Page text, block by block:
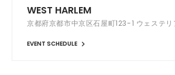
WEST HARLEM
京都府京都市中京区石屋町123-1 ウェステ
EVENT SCHEDULE